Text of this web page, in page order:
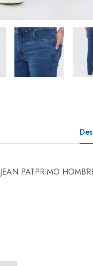
JEAN PATPRIMO